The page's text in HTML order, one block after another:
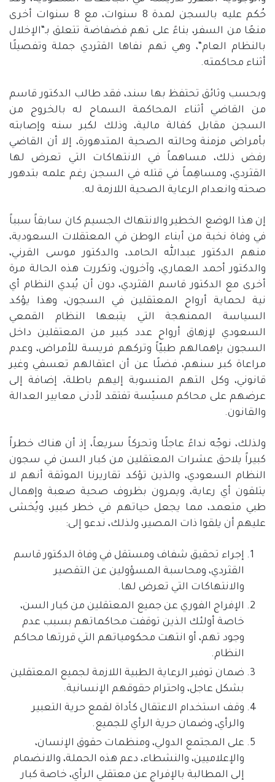
حُكم عليه بالسجن لمدة
سنوات، مع
سنوات أخرى
منعًا من السفر، بناءً على تهم فضفاضة تتعلق بـ الإخلال
بالنظام العام ، وهي تهم نفاها القثردي جملة وتفصيلًا
أثناء محاكمته.
وبحسب وثائق تحتفظ بها سند، فقد طالب الدكتور قاسم
من القاضي أثناء المحاكمة السماح له بالخروج من
السجن مقابل كفالة مالية، وذلك لكبر سنه وإصابته
بأمراض مزمنة وحالته الصحية المتدهورة، إلا أن القاضي
رفض ذلك، مساهماً في الانتهاكات التي تعرض لها
القثردي، ومساهِماً في قتله في السجن رغم علمه بتدهور
صحته وانعدام الرعاية الصحية اللازمة له.
إن هذا الوضع الخطير والانتهاك الجسيم كان سابقاً سبباً
في وفاة نخبة من أبناء الوطن في المعتقلات السعودية،
منهم الدكتور عبدالله الحامد، والدكتور موسى القرني،
والدكتور أحمد العماري، وآخرون، وتكررت هذه الحالة مرة
أخرى مع الدكتور قاسم القثردي، دون أن يُبدي النظام أي
نية لحماية أرواح المعتقلين في السجون، وهذا يؤكد
السياسة الممنهجة التي يتبعها النظام القمعي
السعودي لإزهاق أرواح عدد كبير من المعتقلين داخل
السجون بإهمالهم طبيّاً وتركهم فريسة للأمراض، وعدم
مراعاة كبر سنهم، فضلًا عن أن اعتقالهم تعسفي وغير
قانوني، وكل التهم المنسوبة إليهم باطلة، إضافة إلى
عرضهم على محاكم مسيّسة تفتقد لأدنى معايير العدالة
والقانون.
ولذلك، نوجّه نداءً عاجلًا وتحركاً سريعاً، إذ أن هناك خطراً
كبيراً يلاحق عشرات المعتقلين من كبار السن في سجون
النظام السعودي، والذين تؤكد تقاريرنا الموثقة أنهم لا
يتلقون أي رعاية، ويمرون بظروف صحية صعبة وإهمال
طبي متعمد، مما يجعل حياتهم في خطر كبير، ويُخشى
عليهم أن يلقوا ذات المصير، ولذلك، ندعو إلى:
إجراء تحقيق شفاف ومستقل في وفاة الدكتور قاسم
القثردي، ومحاسبة المسؤولين عن التقصير
والانتهاكات التي تعرض لها.
الإفراج الفوري عن جميع المعتقلين من كبار السن،
خاصة أولئك الذين توقفت محاكماتهم بسبب عدم
وجود تهم، أو انتهت محكومياتهم التي قررتها محاكم
النظام.
ضمان توفير الرعاية الطبية اللازمة لجميع المعتقلين
بشكل عاجل، واحترام حقوقهم الإنسانية.
وقف استخدام الاعتقال كأداة لقمع حرية التعبير
والرأي، وضمان حرية الرأي للجميع .
على المجتمع الدولي، ومنظمات حقوق الإنسان،
والإعلاميين، والنشطاء، دعم هذه الحملة، والانضمام
إلى المطالبة بالإفراج عن معتقلي الرأي، خاصة كبار